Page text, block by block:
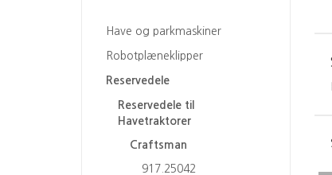
Have og parkmaskiner
Robotplæneklipper
Reservedele
Reservedele til
Havetraktorer
Craftsman
917.25042